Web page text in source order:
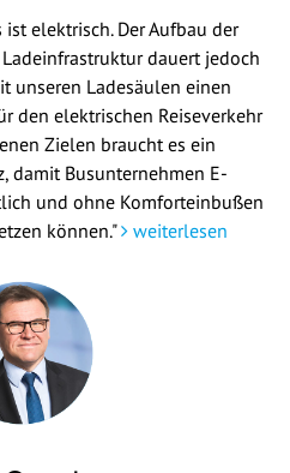
ist elektrisch. Der Aufbau der
dauert jedoch
unseren Ladesäulen einen
den elektrischen Reiseverkehr
Zielen braucht es ein
damit Busunternehmen E-
und ohne Komforteinbußen
können."
weiterlesen